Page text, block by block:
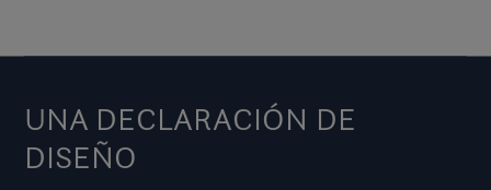
UNA DECLARACIÓN DE
DISEÑO